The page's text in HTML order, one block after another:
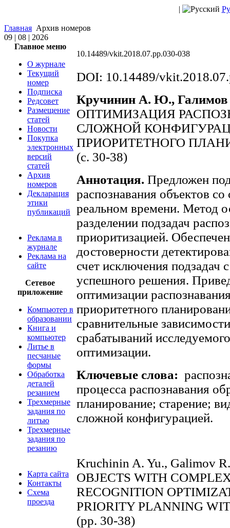
|
Главная Архив номеров
09 | 08 | 2026
Главное меню
О журнале
Текущий
номер
Подписка
Редсовет
Размещение
статей
Новости
Покупка
электронных
версий
статей
Архив
номеров
Декларация
этики
публикаций
Реклама в
журнале
Реклама на
сайте
Сетевое
приложение
Компьютер в
образовании
Книга и
компьютер
Литье в
песчаные
формы
Обработка
деталей
резанием
Трехмерные
задания по
литью
Трехмерные
задания по
резанию
Карта сайта
Контакты
Схема
проезда
10.14489/vkit.2018.07.pp.030-038
DOI: 10.14489/
Кручинин А. Ю., Галимов
ОПТИМИЗАЦИЯ
СЛОЖНОЙ
ПРИОРИТЕТНОГО
(c. 30-38)
Аннотация. Предложен
распознавания объектов
реальном времени. Метод
разделении подзадач
приоритизацией.
достоверности
счет исключения подзадач
успешного решения.
оптимизации
приоритетного
сравнительные
срабатываний
оптимизации.
Ключевые слова:
процесса распознавания
планирование; старение;
сложной конфигурацией.
Kruchinin A. Yu., Galimov
OBJECTS WITH
RECOGNITION
PRIORITY PLANNING
(pp. 30-38)